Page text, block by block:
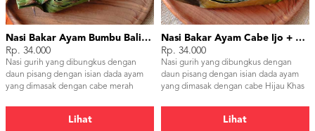
Nasi Bakar Ayam Bumbu Bali + Kerupuk
Rp. 34.000
Nasi gurih yang dibungkus dengan
daun pisang dengan isian dada ayam
yang dimasak dengan cabe merah
Lihat
Nasi Bakar Ayam Cabe Ijo + Kerupuk
Rp. 34.000
Nasi gurih yang dibungkus dengan
daun pisang dengan isian dada ayam
yang dimasak dengan cabe Hijau Khas
Lihat